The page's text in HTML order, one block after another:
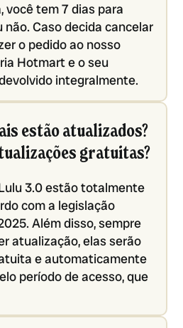
você tem 7 dias para
Caso decida cancelar
o pedido ao nosso
Hotmart e o seu
integralmente.
estão atualizados?
gratuitas?
3.0 estão totalmente
com a legislação
Além disso, sempre
atualização, elas serão
e automaticamente
período de acesso, que